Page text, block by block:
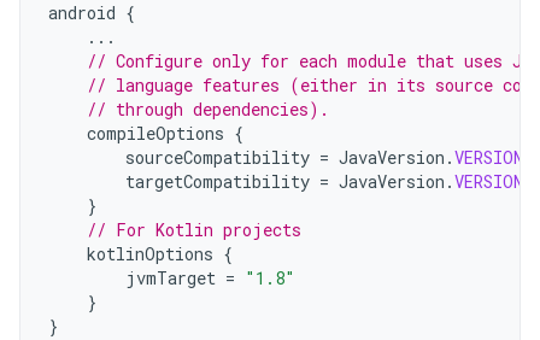
android {
...
// Configure only for each module that uses
// language features (either in its source
// through dependencies).
compileOptions {
sourceCompatibility = JavaVersion .
targetCompatibility = JavaVersion .
}
// For Kotlin projects
kotlinOptions {
jvmTarget = "1.8"
}
}